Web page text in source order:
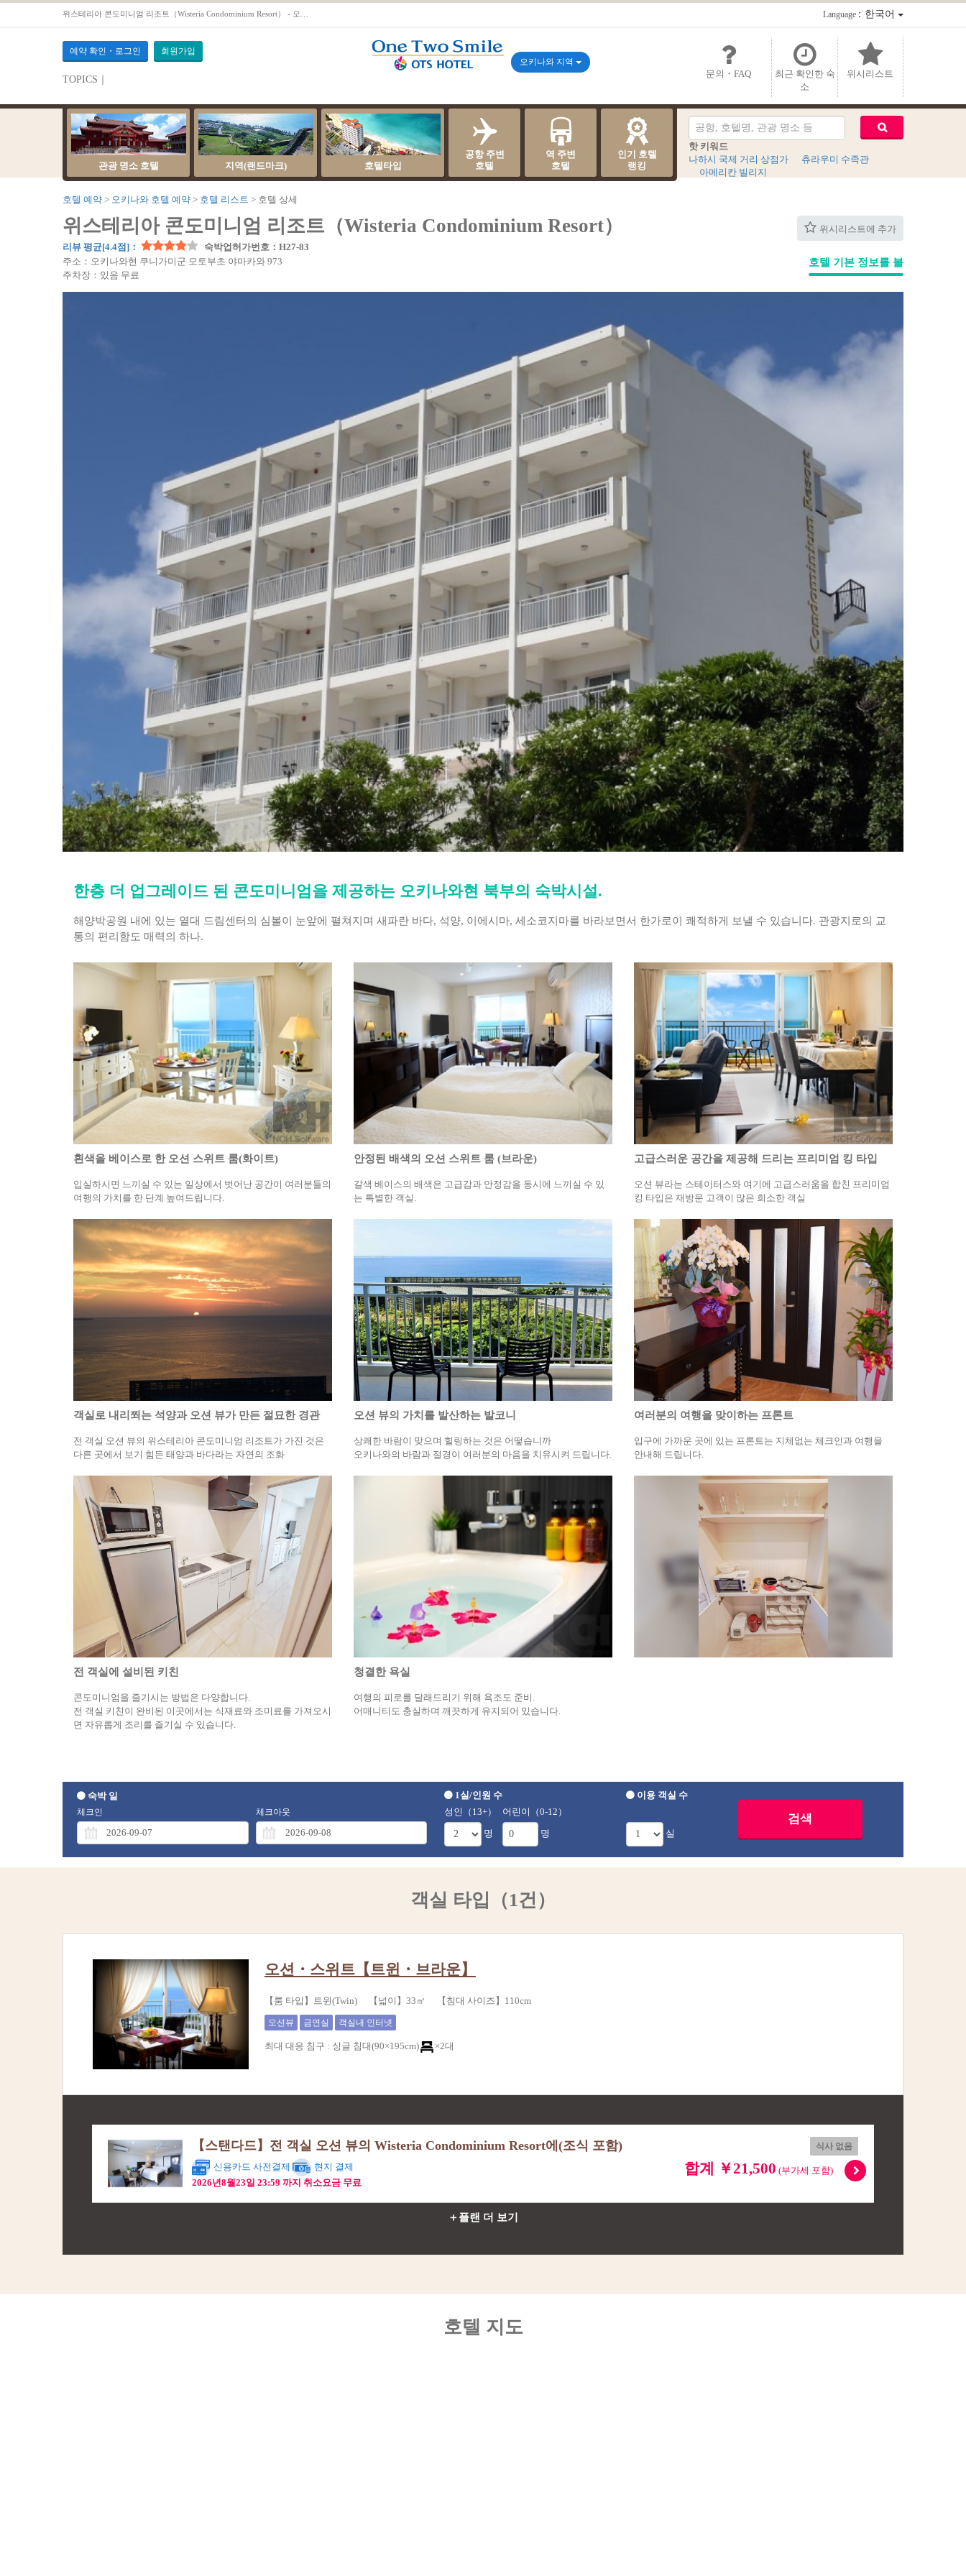
Language：한국어
예약 확인・로그인 회원가입
TOPICS｜
문의・FAQ
최근 확인한 숙
소
위시리스트
오키나와 지역
관광 명소 호텔 지역(랜드마크) 호텔타입
공항 주변
호텔
역 주변
호텔
인기 호텔
랭킹
핫 키워드
나하시 국제 거리 상점가
츄라우미 수족관
아메리칸 빌리지
호텔 예약 오키나와 호텔 예약 호텔 리스트 호텔 상세
위시리스트에 추가
위스테리아 콘도미니엄 리조트（Wisteria Condominium Resort）
리뷰 평균[4.4점]：
숙박업허가번호：H27-83
주소：오키나와현 쿠니가미군 모토부초 야마카와 973
주차장：있음 무료
호텔 기본 정보를 볼
한층 더 업그레이드 된 콘도미니엄을 제공하는 오키나와현 북부의 숙박시설.
해양박공원 내에 있는 열대 드림센터의 심볼이 눈앞에 펼쳐지며 새파란 바다, 석양, 이에시마, 세소코지마를 바라보면서 한가로이 쾌적하게 보낼 수 있습니다. 관광지로의 교
통의 편리함도 매력의 하나.
흰색을 베이스로 한 오션 스위트 룸(화이트)
입실하시면 느끼실 수 있는 일상에서 벗어난 공간이 여러분들의
여행의 가치를 한 단계 높여드립니다.
안정된 배색의 오션 스위트 룸 (브라운)
갈색 베이스의 배색은 고급감과 안정감을 동시에 느끼실 수 있
는 특별한 객실.
고급스러운 공간을 제공해 드리는 프리미엄 킹 타입
오션 뷰라는 스테이터스와 여기에 고급스러움을 합친 프리미엄
킹 타입은 재방문 고객이 많은 희소한 객실
객실로 내리쬐는 석양과 오션 뷰가 만든 절묘한 경관
전 객실 오션 뷰의 위스테리아 콘도미니엄 리조트가 가진 것은
다른 곳에서 보기 힘든 태양과 바다라는 자연의 조화
오션 뷰의 가치를 발산하는 발코니
상쾌한 바람이 맞으며 힐링하는 것은 어떻습니까
오키나와의 바람과 절경이 여러분의 마음을 치유시켜 드립니다.
여러분의 여행을 맞이하는 프론트
입구에 가까운 곳에 있는 프론트는 지체없는 체크인과 여행을
안내해 드립니다.
전 객실에 설비된 키친
콘도미니엄을 즐기시는 방법은 다양합니다.
전 객실 키친이 완비된 이곳에서는 식재료와 조미료를 가져오시
면 자유롭게 조리를 즐기실 수 있습니다.
청결한 욕실
여행의 피로를 달래드리기 위해 욕조도 준비.
어매니티도 충실하며 깨끗하게 유지되어 있습니다.
숙박 일
체크인 체크아웃
1실/인원 수
성인（13+）
명
어린이（0-12）
명
이용 객실 수
실
객실 타입（1건）
오션・스위트【트윈・브라운】
【룸 타입】트윈(Twin) 【넓이】33㎡ 【침대 사이즈】110cm
오션뷰 금연실 객실내 인터넷
최대 대응 침구 : 싱글 침대(90×195cm) ×2대
식사 없음
【스탠다드】전 객실 오션 뷰의 Wisteria Condominium Resort에(조식 포함)
합계 ￥21,500 (부가세 포함)
신용카드 사전결제
현지 결제
2026년8월23일 23:59 까지 취소요금 무료
＋플랜 더 보기
호텔 지도